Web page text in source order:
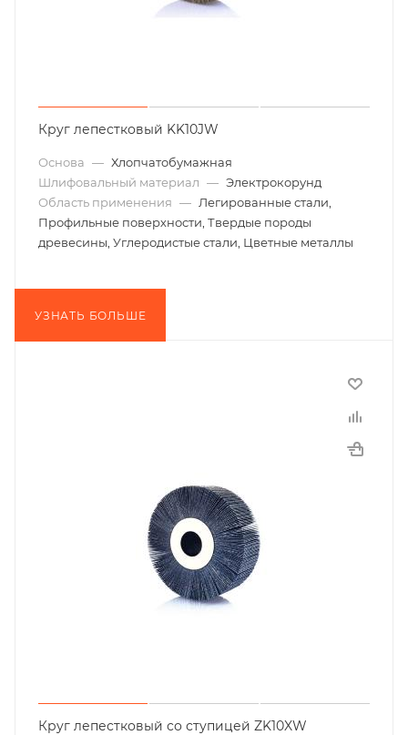
Круг лепестковый KK10JW
Основа — Хлопчатобумажная
Шлифовальный материал — Электрокорунд
Область применения — Легированные стали,
Профильные поверхности, Твердые породы
древесины, Углеродистые стали, Цветные металлы
УЗНАТЬ БОЛЬШЕ
Круг лепестковый со ступицей ZK10XW